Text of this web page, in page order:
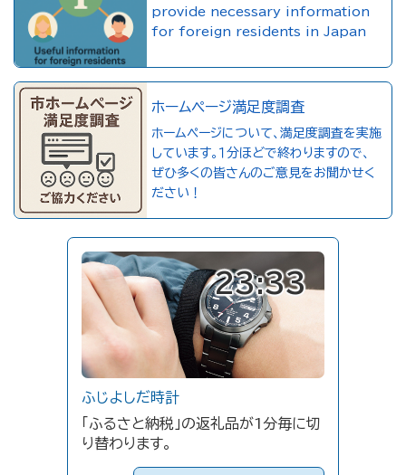
provide necessary information
for foreign residents in Japan
ホームページ満足度調査
ホームページについて、満足度調査を実施
しています。１分ほどで終わりますので、
ぜひ多くの皆さんのご意見をお聞かせく
ださい！
23:33
ふじよしだ時計
「ふるさと納税」の返礼品が1分毎に切
り替わります。